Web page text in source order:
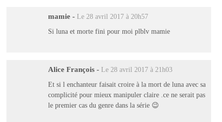
mamie - Le 28 avril 2017 à 20h57
Si luna et morte fini pour moi plblv mamie
Alice François - Le 28 avril 2017 à 21h03
Et si l enchanteur faisait croire à la mort de luna avec sa
complicité pour mieux manipuler claire .ce ne serait pas
le premier cas du genre dans la série 😉